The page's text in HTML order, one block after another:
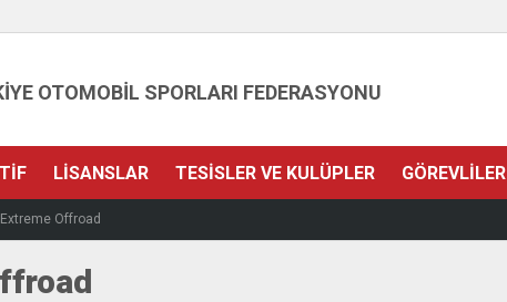
OTOMOBİL SPORLARI FEDERASYONU
LISANSLAR TESISLER VE KULÜPLER GÖREVLILER
Extreme Offroad